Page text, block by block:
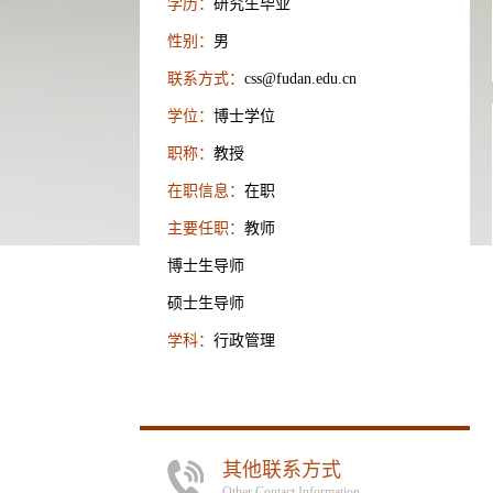
学历： 研究生毕业
性别： 男
联系方式： css@fudan.edu.cn
学位： 博士学位
职称： 教授
在职信息： 在职
主要任职： 教师
博士生导师
硕士生导师
学科： 行政管理
其他联系方式